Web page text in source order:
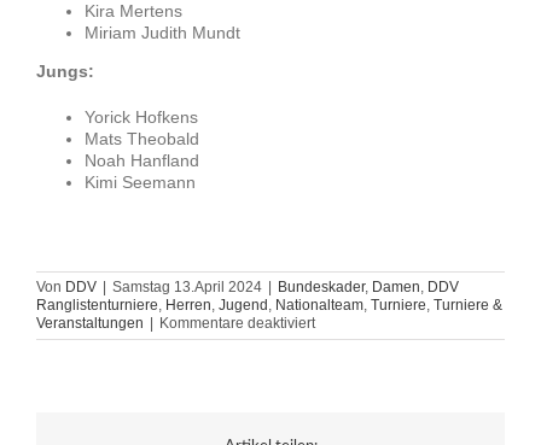
Kira Mertens
Miriam Judith Mundt
Jungs:
Yorick Hofkens
Mats Theobald
Noah Hanfland
Kimi Seemann
Von DDV Samstag 13.April 2024 Bundeskader, Damen, DDV
Ranglistenturniere, Herren, Jugend , Nationalteam, Turniere, Turniere &
Veranstaltungen
Kommentare deaktiviertfür
4